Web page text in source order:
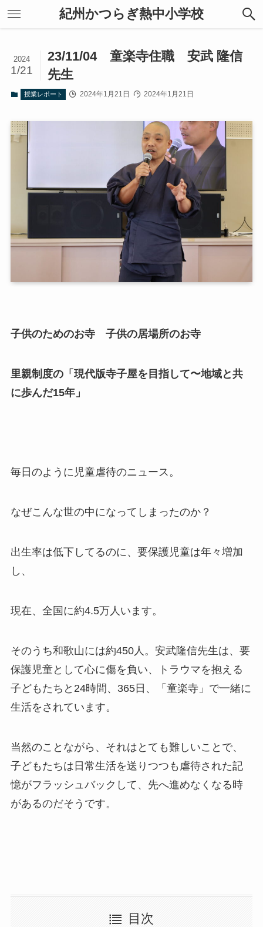
紀州かつらぎ熱中小学校
23/11/04 童楽寺住職 安武 隆信
先生
2024
1/21
授業レポート 2024年1月21日 2024年1月21日
子供のためのお寺 子供の居場所のお寺
里親制度の「現代版寺子屋を目指して〜地域と共
に歩んだ15年」
毎日のように児童虐待のニュース。
なぜこんな世の中になってしまったのか？
出生率は低下してるのに、要保護児童は年々増加
し、
現在、全国に約4.5万人います。
そのうち和歌山には約450人。安武隆信先生は、要
保護児童として心に傷を負い、トラウマを抱える
子どもたちと24時間、365日、「童楽寺」で一緒に
生活をされています。
当然のことながら、それはとても難しいことで、
子どもたちは日常生活を送りつつも虐待された記
憶がフラッシュバックして、先へ進めなくなる時
があるのだそうです。
目次